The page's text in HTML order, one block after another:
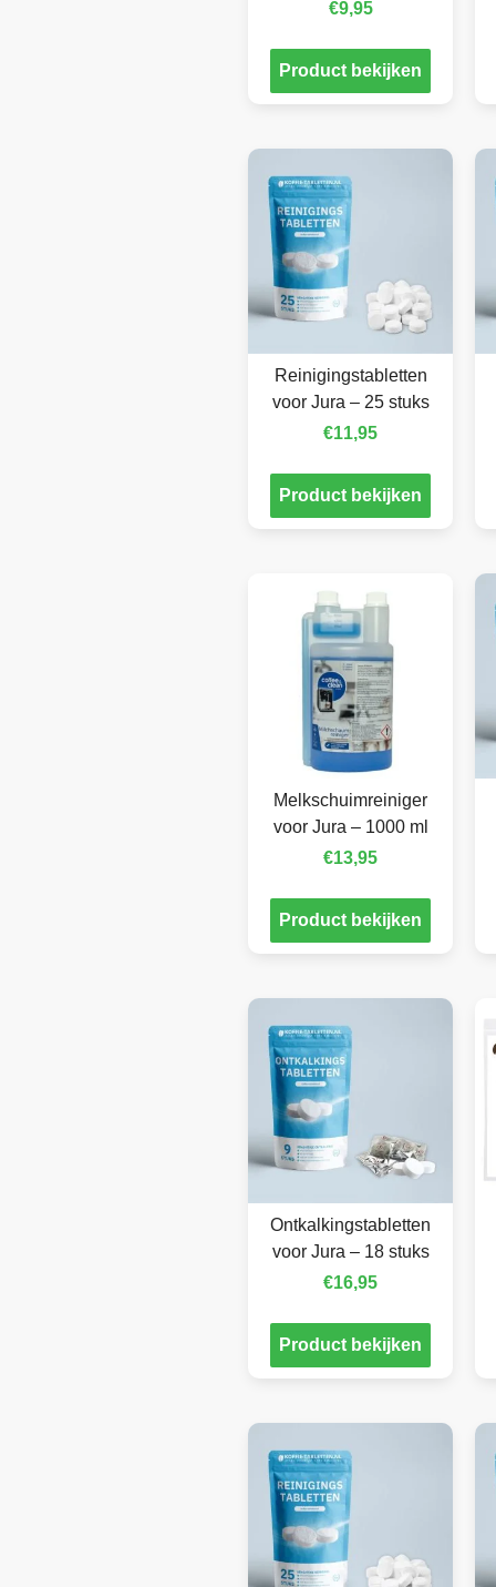
€9,95
Product bekijken
Reinigingstabletten
voor Jura – 25 stuks
€11,95
Product bekijken
Melkschuimreiniger
voor Jura – 1000 ml
€13,95
Product bekijken
Ontkalkingstabletten
voor Jura – 18 stuks
€16,95
Product bekijken